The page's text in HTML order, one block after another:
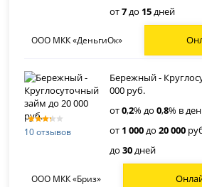
от7до 15дней
ООО МКК «ДеньгиОк»
10 отзывов
Бережный -
000 руб.
от0,2% до0,8% в
от 1 000до20 000
до30дней
ООО МКК «Бриз»